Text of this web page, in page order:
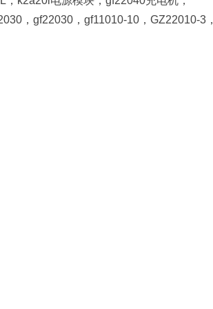
，gf22030，gf11010-10，GZ22010-3，